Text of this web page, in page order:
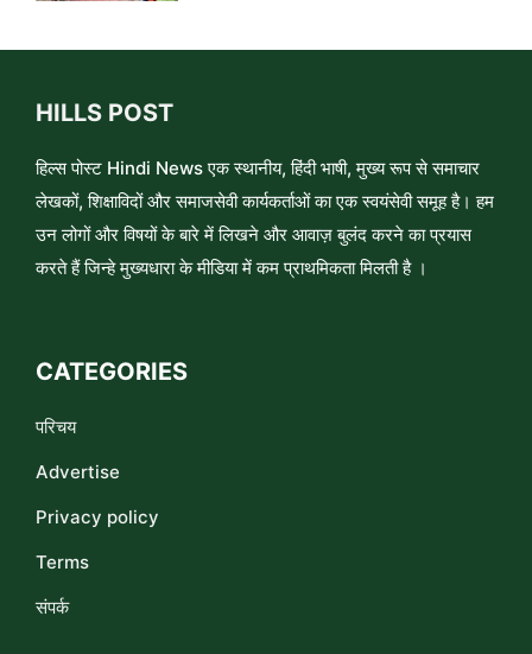
HILLS POST
हिल्स पोस्ट Hindi News एक स्थानीय, हिंदी भाषी, मुख्य रूप से समाचार
लेखकों, शिक्षाविदों और समाजसेवी कार्यकर्ताओं का एक स्वयंसेवी समूह है। हम
उन लोगों और विषयों के बारे में लिखने और आवाज़ बुलंद करने का प्रयास
करते हैं जिन्हे मुख्यधारा के मीडिया में कम प्राथमिकता मिलती है ।
CATEGORIES
परिचय
Advertise
Privacy policy
Terms
संपर्क